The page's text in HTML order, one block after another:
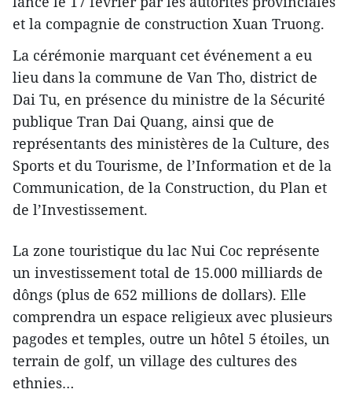
et la compagnie de construction Xuan Truong.
La cérémonie marquant cet événement a eu
lieu dans la commune de Van Tho, district de
Dai Tu, en présence du ministre de la Sécurité
publique Tran Dai Quang, ainsi que de
représentants des ministères de la Culture, des
Sports et du Tourisme, de l’Information et de la
Communication, de la Construction, du Plan et
de l’Investissement.
La zone touristique du lac Nui Coc représente
un investissement total de 15.000 milliards de
dôngs (plus de 652 millions de dollars). Elle
comprendra un espace religieux avec plusieurs
pagodes et temples, outre un hôtel 5 étoiles, un
terrain de golf, un village des cultures des
ethnies…